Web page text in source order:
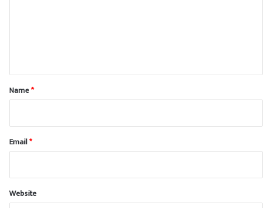
*
Name*
Email*
Website